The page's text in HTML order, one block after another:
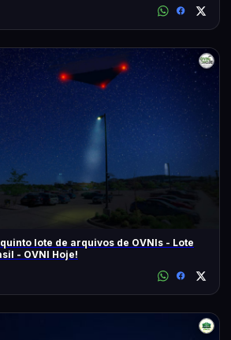
lote de arquivos de OVNIs - Lote
- OVNI Hoje!